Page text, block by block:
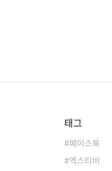
태그
페이스북
엑스티비